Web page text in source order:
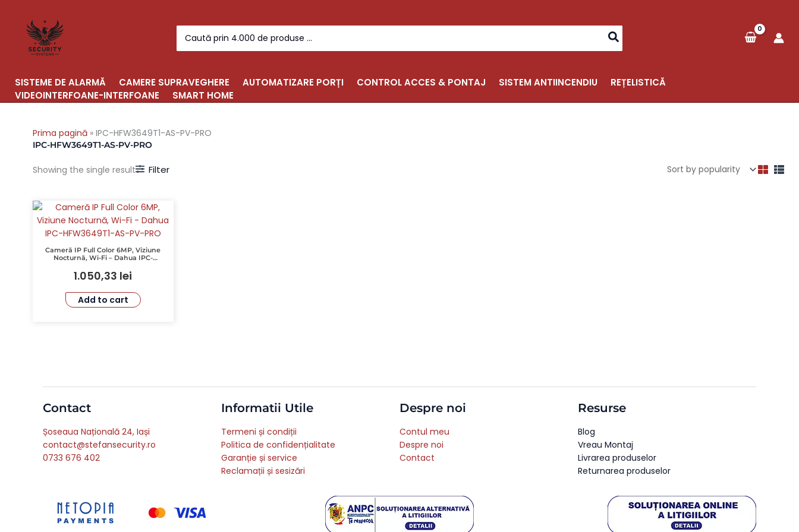
content
for:
SISTEME DE ALARMĂ CAMERE SUPRAVEGHERE AUTOMATIZARE PORȚI CONTROL ACCES & PONTAJ SISTEM ANTIINCENDIU
REȚELISTICĂ
VIDEOINTERFOANE-INTERFOANE
SMART HOME
Prima pagină » IPC-HFW3649T1-AS-PV-PRO
IPC-HFW3649T1-AS-PV-PRO
Showing the single result Filter
Cameră IP Full Color 6MP, Viziune
Nocturnă, Wi-Fi – Dahua IPC-
1.050,33 lei
Add to cart
Contact
Șoseaua Națională 24, Iași
contact@stefansecurity.ro
0733 676 402
Informatii Utile
Termeni și condiții
Politica de confidențialitate
Garanție și service
Reclamații și sesizări
Despre noi
Contul meu
Despre noi
Contact
Resurse
Blog
Vreau Montaj
Livrarea produselor
Returnarea produselor